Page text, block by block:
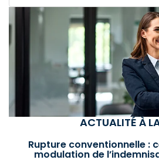
ACTUALITÉ À
Rupture conventionnelle :
modulation de